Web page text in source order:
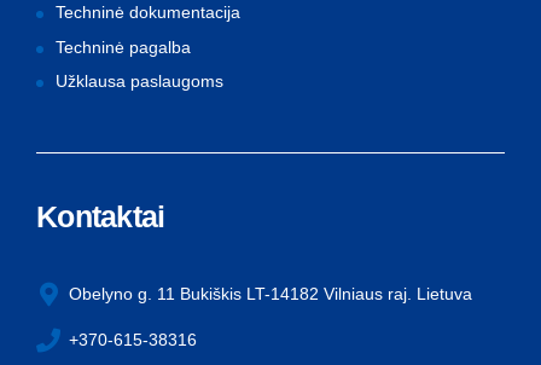
Techninė dokumentacija
Techninė pagalba
Užklausa paslaugoms
Kontaktai
Obelyno g. 11 Bukiškis LT-14182 Vilniaus raj. Lietuva
+370-615-38316